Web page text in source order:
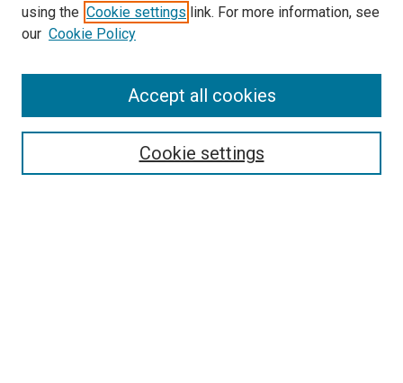
using the Cookie settings link. For more information, see
our Cookie Policy
Cookie settings
Accept all cookies